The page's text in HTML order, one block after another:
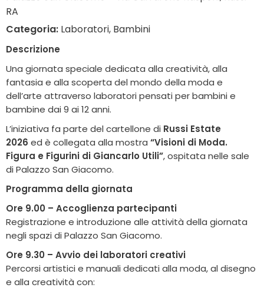
RA
Categoria: Laboratori, Bambini
Descrizione
Una giornata speciale dedicata alla creatività, alla
fantasia e alla scoperta del mondo della moda e
dell’arte attraverso laboratori pensati per bambini e
bambine dai 9 ai 12 anni.
L’iniziativa fa parte del cartellone di Russi Estate
2026 ed è collegata alla mostra “Visioni di Moda.
Figura e Figurini di Giancarlo Utili”, ospitata nelle sale
di Palazzo San Giacomo.
Programma della giornata
Ore 9.00 – Accoglienza partecipanti
Registrazione e introduzione alle attività della giornata
negli spazi di Palazzo San Giacomo.
Ore 9.30 – Avvio dei laboratori creativi
Percorsi artistici e manuali dedicati alla moda, al disegno
e alla creatività con: